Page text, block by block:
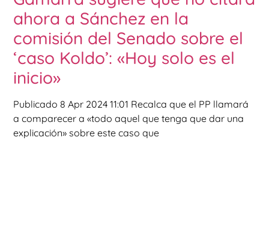
ahora a Sánchez en la
comisión del Senado sobre el
‘caso Koldo’: «Hoy solo es el
inicio»
Publicado 8 Apr 2024 11:01 Recalca que el PP llamará
a comparecer a «todo aquel que tenga que dar una
explicación» sobre este caso que